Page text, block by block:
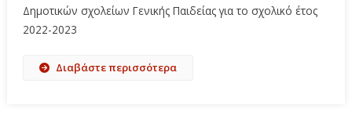
Δημοτικών σχολείων Γενικής Παιδείας για το σχολικό έτος
2022-2023
Διαβάστε περισσότερα